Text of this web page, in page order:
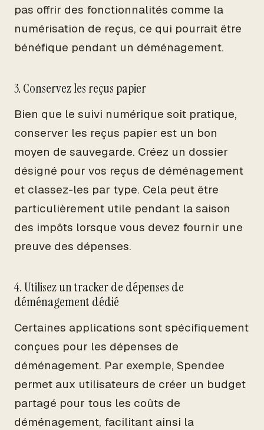
pas offrir des fonctionnalités comme la
numérisation de reçus, ce qui pourrait être
bénéfique pendant un déménagement.
3. Conservez les reçus papier
Bien que le suivi numérique soit pratique,
conserver les reçus papier est un bon
moyen de sauvegarde. Créez un dossier
désigné pour vos reçus de déménagement
et classez-les par type. Cela peut être
particulièrement utile pendant la saison
des impôts lorsque vous devez fournir une
preuve des dépenses.
4. Utilisez un tracker de dépenses de
déménagement dédié
Certaines applications sont spécifiquement
conçues pour les dépenses de
déménagement. Par exemple, Spendee
permet aux utilisateurs de créer un budget
partagé pour tous les coûts de
déménagement, facilitant ainsi la